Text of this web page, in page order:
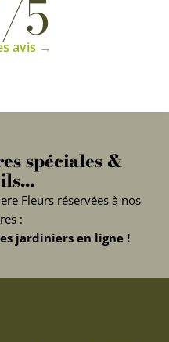
5
avis →
spéciales &
Fleurs réservées à nos
:
jardiniers en ligne !